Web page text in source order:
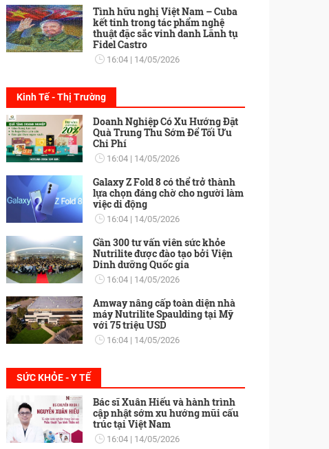
Tình hữu nghị Việt Nam – Cuba
kết tinh trong tác phẩm nghệ
thuật đặc sắc vinh danh Lãnh tụ
Fidel Castro
16:04 14/05/2026
Kinh Tế - Thị Trường
Doanh Nghiệp Có Xu Hướng Đặt
Quà Trung Thu Sớm Để Tối Ưu
Chi Phí
16:04 14/05/2026
Galaxy Z Fold 8 có thể trở thành
lựa chọn đáng chờ cho người làm
việc di động
16:04 14/05/2026
Gần 300 tư vấn viên sức khỏe
Nutrilite được đào tạo bởi Viện
Dinh dưỡng Quốc gia
16:04 14/05/2026
Amway nâng cấp toàn diện nhà
máy Nutrilite Spaulding tại Mỹ
với 75 triệu USD
16:04 14/05/2026
SỨC KHỎE - Y TẾ
Bác sĩ Xuân Hiếu và hành trình
cập nhật sớm xu hướng mũi cấu
trúc tại Việt Nam
16:04 14/05/2026